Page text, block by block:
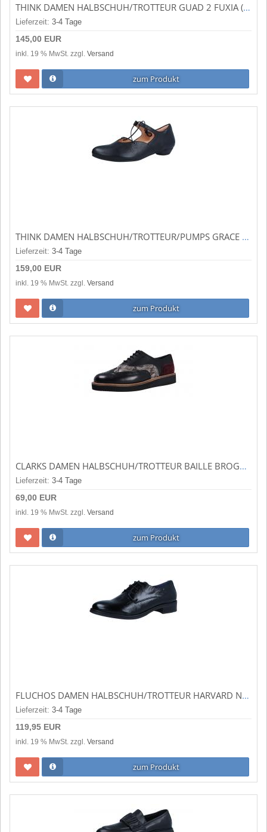
THINK DAMEN HALBSCHUH/TROTTEUR GUAD 2 FUXIA (MEHRFARBIG) 3-000565-9020
Lieferzeit: 3-4 Tage
145,00 EUR
inkl. 19 % MwSt. zzgl. Versand
zum Produkt
THINK DAMEN HALBSCHUH/TROTTEUR/PUMPS GRACE SCHWARZ 3-001109-0000
Lieferzeit: 3-4 Tage
159,00 EUR
inkl. 19 % MwSt. zzgl. Versand
zum Produkt
CLARKS DAMEN HALBSCHUH/TROTTEUR BAILLE BROGUE BLACK COMB (SCHWARZ) 26161470
Lieferzeit: 3-4 Tage
69,00 EUR
inkl. 19 % MwSt. zzgl. Versand
zum Produkt
FLUCHOS DAMEN HALBSCHUH/TROTTEUR HARVARD NEGRO (SCHWARZ) D8346-LK
Lieferzeit: 3-4 Tage
119,95 EUR
inkl. 19 % MwSt. zzgl. Versand
zum Produkt